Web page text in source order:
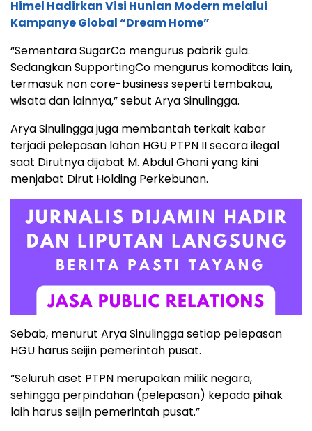
Himel Hadirkan Visi Hunian Modern melalui
Kampanye Global “Dream Home”
“Sementara SugarCo mengurus pabrik gula.
Sedangkan SupportingCo mengurus komoditas lain,
termasuk non core-business seperti tembakau,
wisata dan lainnya,” sebut Arya Sinulingga.
Arya Sinulingga juga membantah terkait kabar
terjadi pelepasan lahan HGU PTPN II secara ilegal
saat Dirutnya dijabat M. Abdul Ghani yang kini
menjabat Dirut Holding Perkebunan.
Sebab, menurut Arya Sinulingga setiap pelepasan
HGU harus seijin pemerintah pusat.
“Seluruh aset PTPN merupakan milik negara,
sehingga perpindahan (pelepasan) kepada pihak
laih harus seijin pemerintah pusat.”